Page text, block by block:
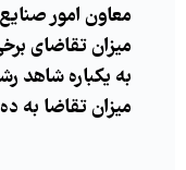
معاون امور
به یکباره شاهد
میزان تقاضا به